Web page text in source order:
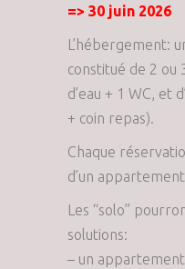
=> 30 juin 2026
L’hébergement:
constitué de 2 ou
d’eau + 1 WC, et
+ coin repas).
Chaque
d’un
Les “solo”
solutions:
– un